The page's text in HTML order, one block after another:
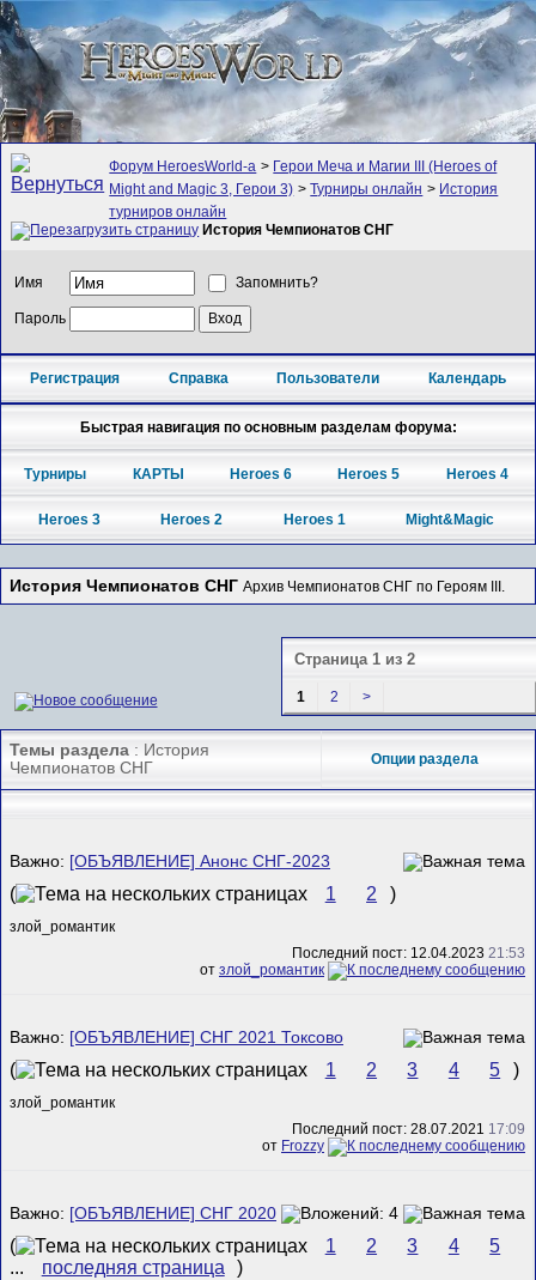
Форум HeroesWorld-а > Герои Меча и Магии III (Heroes of
Might and Magic 3, Герои 3) >Турниры онлайн > История
турниров онлайн
История Чемпионатов СНГ
Имя Запомнить?
Пароль
Регистрация Справка Пользователи Календарь
Быстрая навигация по основным разделам форума:
Турниры КАРТЫ Heroes 6 Heroes 5 Heroes 4
Heroes 3 Heroes 2 Heroes 1 Might&Magic
История Чемпионатов СНГ Архив Чемпионатов СНГ по Героям III.
Страница 1 из 2
1 2 >
Темы раздела : История
Чемпионатов СНГ
Опции раздела
Важно: [ОБЪЯВЛЕНИЕ] Анонс СНГ-2023
( 1 2 )
злой_романтик
Последний пост: 12.04.2023 21:53
от злой_романтик
Важно: [ОБЪЯВЛЕНИЕ] СНГ 2021 Токсово
( 1 2 3 4 5 )
злой_романтик
Последний пост: 28.07.2021 17:09
от Frozzy
Важно: [ОБЪЯВЛЕНИЕ] СНГ 2020
( 1 2 3 4
5
...
последняя страница )